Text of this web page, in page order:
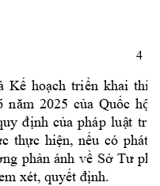
4
Kế hoạch triển khai thi
năm 2025 của Quốc hội
định của pháp luật
thực hiện, nếu có phát
phản ánh về Sở Tư
xét, quyết định.